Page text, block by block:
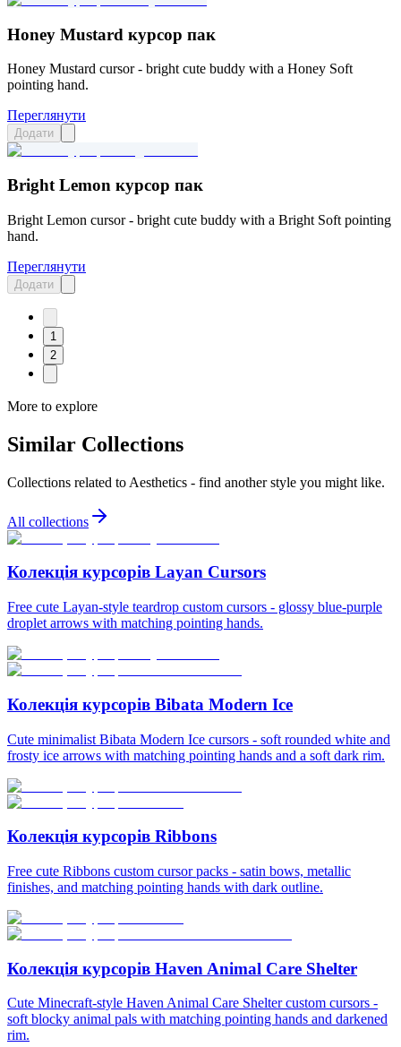
Honey Mustard курсор пак
Honey Mustard cursor - bright cute buddy with a Honey Soft
pointing hand.
Переглянути
Додати
Bright Lemon курсор пак
Bright Lemon cursor - bright cute buddy with a Bright Soft pointing
hand.
Переглянути
Додати
1
2
More to explore
Similar Collections
Collections related to Aesthetics - find another style you might like.
All collections
Колекція курсорів Layan Cursors
Free cute Layan-style teardrop custom cursors - glossy blue-purple
droplet arrows with matching pointing hands.
Колекція курсорів Bibata Modern Ice
Cute minimalist Bibata Modern Ice cursors - soft rounded white and
frosty ice arrows with matching pointing hands and a soft dark rim.
Колекція курсорів Ribbons
Free cute Ribbons custom cursor packs - satin bows, metallic
finishes, and matching pointing hands with dark outline.
Колекція курсорів Haven Animal Care Shelter
Cute Minecraft-style Haven Animal Care Shelter custom cursors -
soft blocky animal pals with matching pointing hands and darkened
rim.